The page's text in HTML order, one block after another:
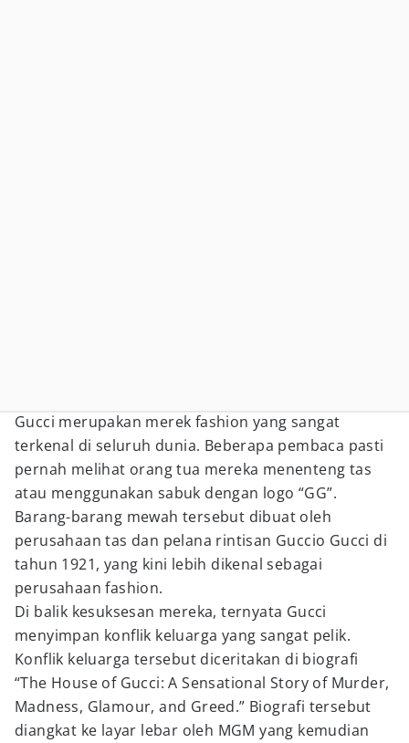
Gucci merupakan merek fashion yang sangat
terkenal di seluruh dunia. Beberapa pembaca pasti
pernah melihat orang tua mereka menenteng tas
atau menggunakan sabuk dengan logo “GG”.
Barang-barang mewah tersebut dibuat oleh
perusahaan tas dan pelana rintisan Guccio Gucci di
tahun 1921, yang kini lebih dikenal sebagai
perusahaan fashion.
Di balik kesuksesan mereka, ternyata Gucci
menyimpan konflik keluarga yang sangat pelik.
Konflik keluarga tersebut diceritakan di biografi
“The House of Gucci: A Sensational Story of Murder,
Madness, Glamour, and Greed.” Biografi tersebut
diangkat ke layar lebar oleh MGM yang kemudian